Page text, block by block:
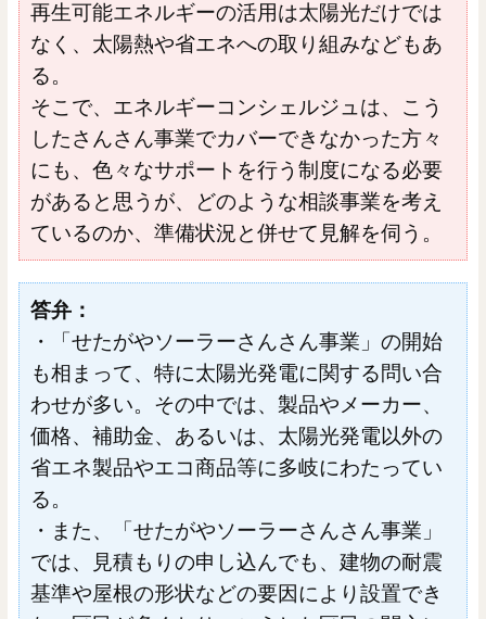
再生可能エネルギーの活用は太陽光だけでは
なく、太陽熱や省エネへの取り組みなどもあ
る。
そこで、エネルギーコンシェルジュは、こう
したさんさん事業でカバーできなかった方々
にも、色々なサポートを行う制度になる必要
があると思うが、どのような相談事業を考え
ているのか、準備状況と併せて見解を伺う。
答弁：
・「せたがやソーラーさんさん事業」の開始
も相まって、特に太陽光発電に関する問い合
わせが多い。その中では、製品やメーカー、
価格、補助金、あるいは、太陽光発電以外の
省エネ製品やエコ商品等に多岐にわたってい
る。
・また、「せたがやソーラーさんさん事業」
では、見積もりの申し込んでも、建物の耐震
基準や屋根の形状などの要因により設置でき